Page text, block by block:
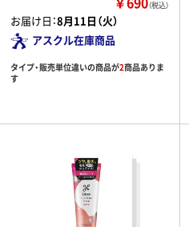
（税込）
お届け日：8月11日（火）
アスクル在庫商品
タイプ・販売単位違いの商品が2商品ありま
す